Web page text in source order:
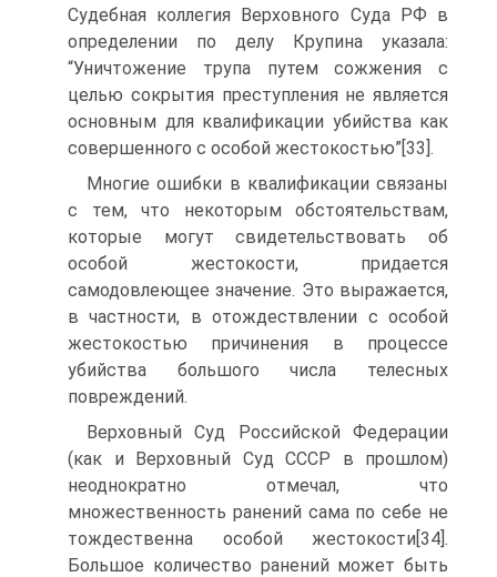
Судебная коллегия Верховного Суда РФ в
определении по делу Крупина указала:
“Уничтожение трупа путем сожжения с
целью сокрытия преступления не является
основным для квалификации убийства как
совершенного с особой жестокостью”[33].
Многие ошибки в квалификации связаны
с тем, что некоторым обстоятельствам,
которые могут свидетельствовать об
особой жестокости, придается
самодовлеющее значение. Это выражается,
в частности, в отождествлении с особой
жестокостью причинения в процессе
убийства большого числа телесных
повреждений.
Верховный Суд Российской Федерации
(как и Верховный Суд СССР в прошлом)
неоднократно отмечал, что
множественность ранений сама по себе не
тождественна особой жестокости[34].
Большое количество ранений может быть